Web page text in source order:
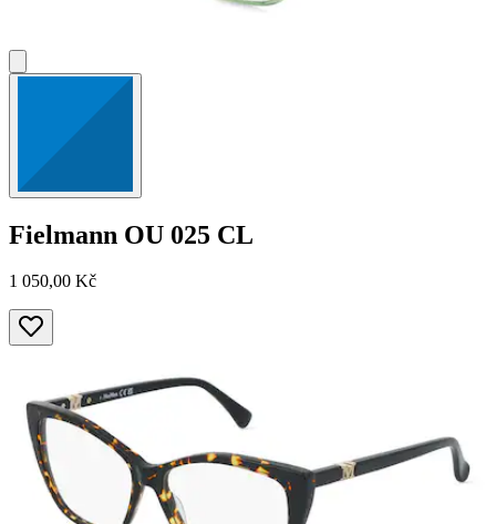
Fielmann OU 025 CL
1 050,00 Kč